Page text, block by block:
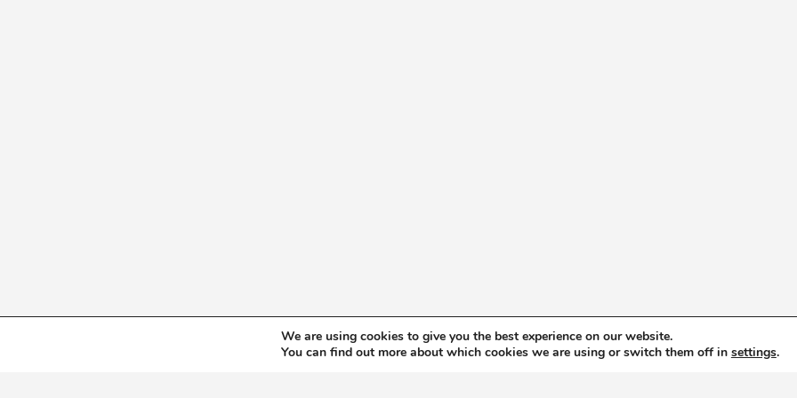
We are using cookies to give you the best experience on our website.
You can find out more about which cookies we are using or switch them off in settings.